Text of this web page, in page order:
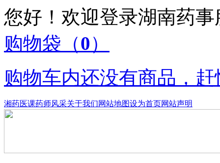
您好！欢迎登录湖南药
购物袋 （0）
购物车内还没有商品，
湘药医课药师风采关于我们网站地图设为首页网站声明